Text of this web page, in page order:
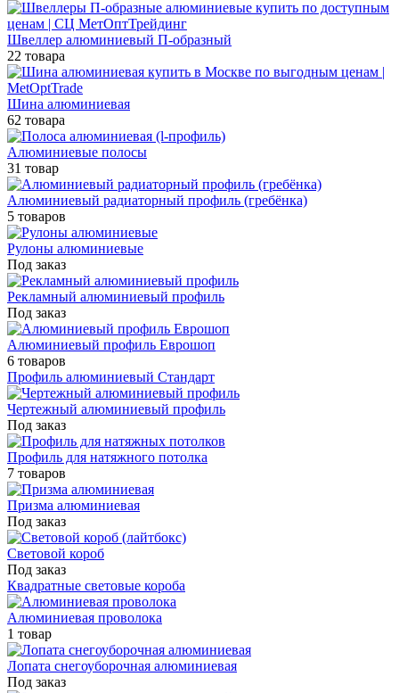
Швеллер алюминиевый П-образный
22 товара
Шина алюминиевая
62 товара
Алюминиевые полосы
31 товар
Алюминиевый радиаторный профиль (гребёнка)
5 товаров
Рулоны алюминиевые
Под заказ
Рекламный алюминиевый профиль
Под заказ
Алюминиевый профиль Еврошоп
6 товаров
Профиль алюминиевый Стандарт
Чертежный алюминиевый профиль
Под заказ
Профиль для натяжного потолка
7 товаров
Призма алюминиевая
Под заказ
Световой короб
Под заказ
Квадратные световые короба
Алюминиевая проволока
1 товар
Лопата снегоуборочная алюминиевая
Под заказ